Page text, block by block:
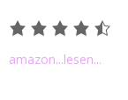
amazon...lesen...